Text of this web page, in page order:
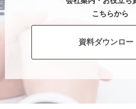
こちらから
資料ダウンロー